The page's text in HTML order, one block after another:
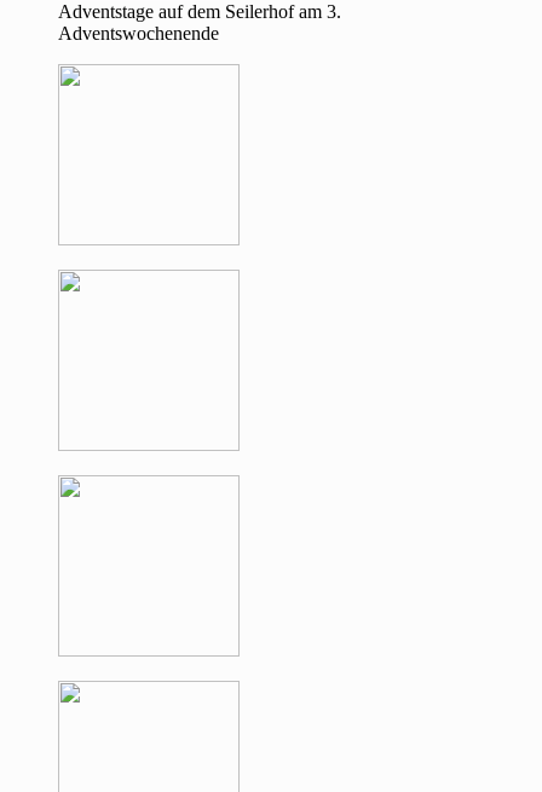
Adventstage auf dem Seilerhof am 3.
Adventswochenende